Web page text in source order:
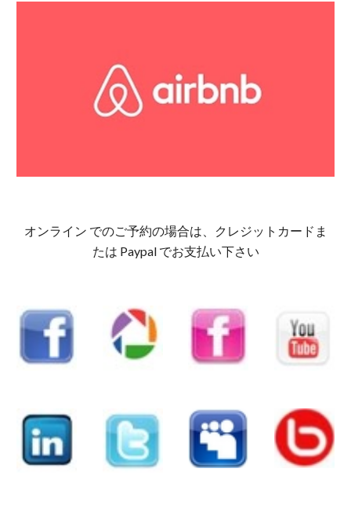
オンライン でのご予約の場合は、クレジットカードま
たは Paypal でお支払い下さい